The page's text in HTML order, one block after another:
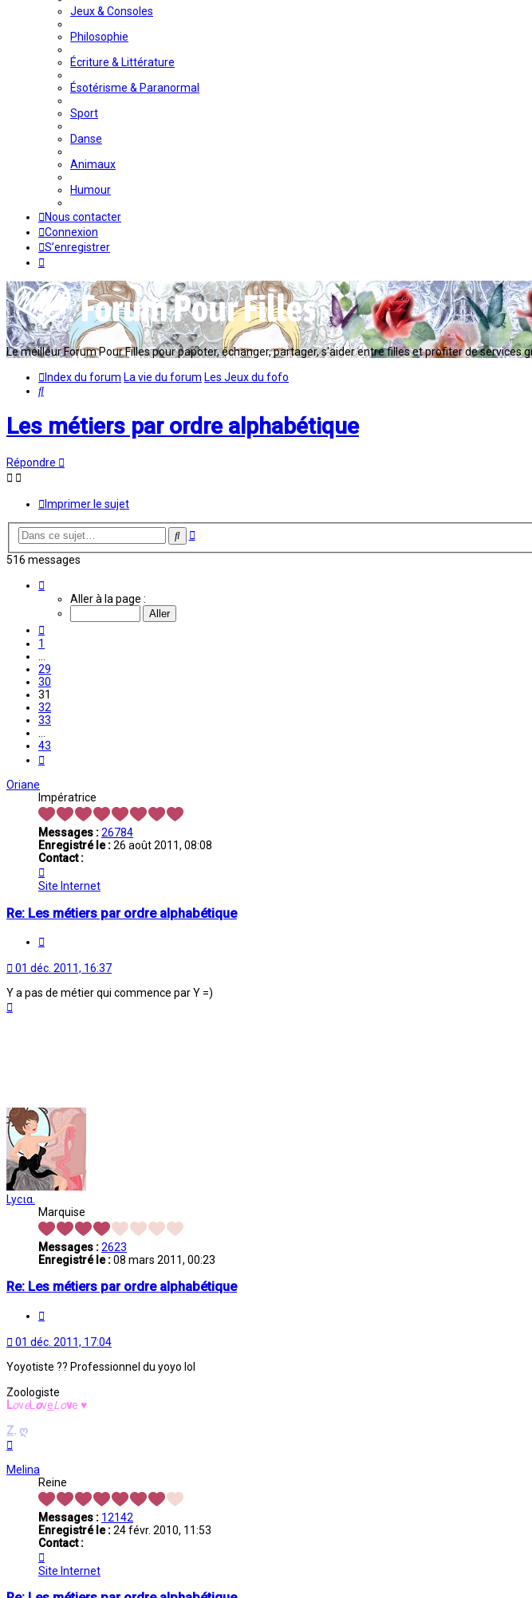
Jeux & Consoles
Philosophie
Écriture & Littérature
Ésotérisme & Paranormal
Sport
Danse
Animaux
Humour
Nous contacter
Connexion
S’enregistrer
Le meilleur Forum Pour Filles pour papoter, échanger, partager, s'aider entre filles et profiter de services
Index du forum La vie du forum Les Jeux du fofo
Rechercher
Les métiers par ordre alphabétique
Répondre
Imprimer le sujet
Rechercher
Recherche
516 messages
Aller à la page :
1
29
30
31
32
33
43
Oriane
Impératrice
Messages :26784
Enregistré le :26 août 2011, 08:08
Contact :
Oriane
Site Internet
Re: Les métiers par ordre alphabétique
01 déc. 2011, 16:37
Y a pas de métier qui commence par Y =)
Lycια.
Marquise
Messages :2623
Enregistré le :08 mars 2011, 00:23
Re: Les métiers par ordre alphabétique
01 déc. 2011, 17:04
Yoyotiste ?? Professionnel du yoyo lol
Zoologiste
LoveL oveL ove ♥
Z. ღ
Melina
Reine
Messages : 12142
Enregistré le :24 févr. 2010, 11:53
Contact :
Melina
Site Internet